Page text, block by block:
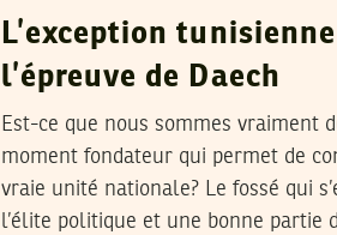
L’exception
l’épreuve de Daech
Est-ce que nous sommes vraiment
moment fondateur qui permet de
vraie unité nationale? Le fossé qui
l’élite politique et une bonne partie